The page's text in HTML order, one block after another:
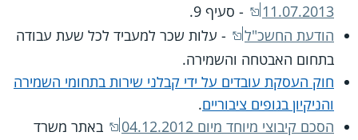
11.07.2013
- סעיף 9.
הודעת החשכ"ל
- עלות שכר למעביד לכל שעת עבודה
בתחום האבטחה והשמירה.
חוק העסקת עובדים על ידי קבלני שירות בתחומי השמירה
והניקיון בגופים ציבוריים.
הסכם קיבוצי מיוחד מיום 04.12.2012
באתר משרד